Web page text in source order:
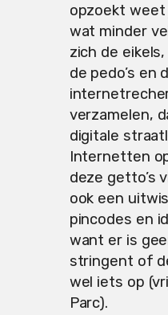
opzoekt weet
wat minder
zich de
de pedo’s en
verzamelen,
digitale
Internetten
deze getto’s
ook een
pincodes en
want er is
stringent of
wel iets op
Parc).